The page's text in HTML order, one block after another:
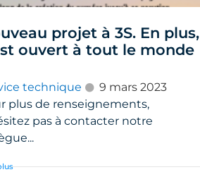
projet à 3S. En plus,
ouvert à tout le monde
technique
9 mars 2023
plus de renseignements,
pas à contacter notre